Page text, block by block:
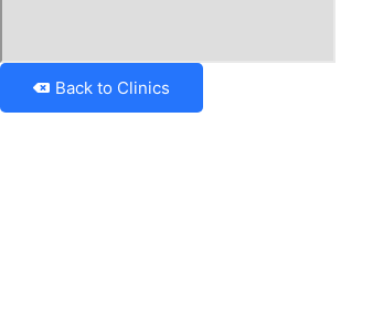
Back to Clinics